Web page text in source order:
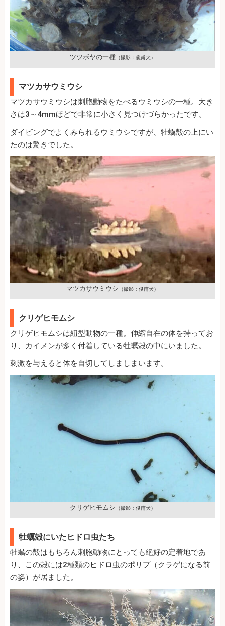
ツツボヤの一種（撮影：俊甫犬）
マツカサウミウシ
マツカサウミウシは刺胞動物をたべるウミウシの一種。大き
さは3～4mmほどで非常に小さく見つけづらかったです。
ダイビングでよくみられるウミウシですが、牡蠣殻の上にい
たのは驚きでした。
マツカサウミウシ （撮影：俊甫犬）
クリゲヒモムシ
クリゲヒモムシは紐型動物の一種。伸縮自在の体を持ってお
り、カイメンが多く付着している牡蠣殻の中にいました。
刺激を与えると体を自切してしましまいます。
クリゲヒモムシ （撮影：俊甫犬）
牡蠣殻にいたヒドロ虫たち
牡蠣の殻はもちろん刺胞動物にとっても絶好の定着地であ
り、この殻には2種類のヒドロ虫のポリプ（クラゲになる前
の姿）が居ました。